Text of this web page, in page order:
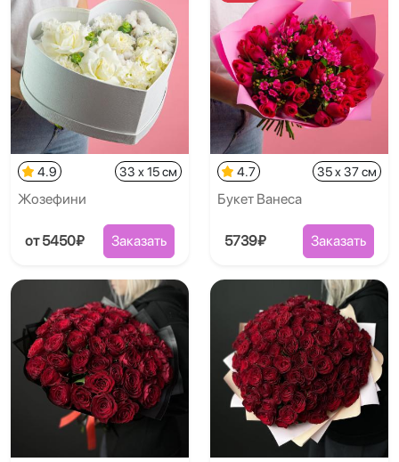
4.9 33 x 15 см
Жозефини
от 5450₽ Заказать
4.7 35 x 37 см
Букет Ванеса
5739₽ Заказать